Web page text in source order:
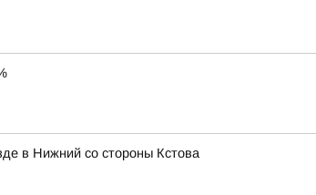
в Нижний со стороны Кстова